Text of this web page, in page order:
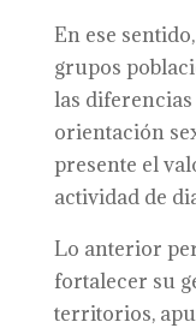
En ese
grupos
las diferencias
orientación
presente el
actividad de
Lo anterior
fortalecer su
territorios,